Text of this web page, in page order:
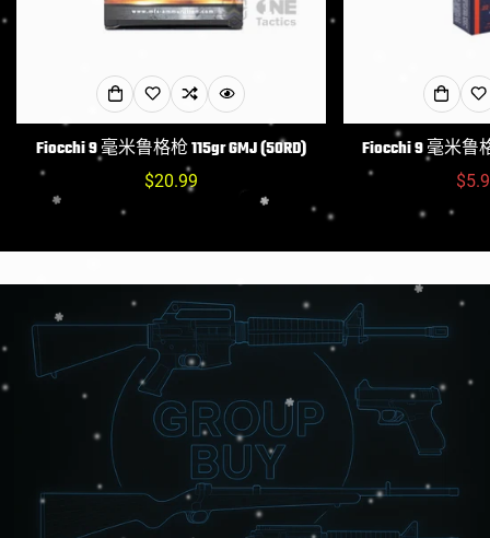
Fiocchi 9 毫米鲁格枪 115gr GMJ (50RD)
常
$20.99
Fiocchi 9 毫米鲁